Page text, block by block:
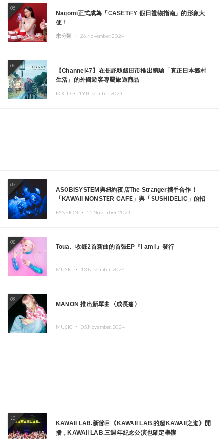
05
Nagomi正式成為「CASETiFY 假日禮物指南」的形象大
使！
未分類 ・ 26.November.2024
06
【Channel47】在長野縣飯田市推出體驗「真正日本鄉村
生活」的外國遊客專屬旅遊商品
FOOD ・ 19.November.2024
07
ASOBISYSTEM與紐約夜店The Stranger攜手合作！
「KAWAII MONSTER CAFE」與「SUSHIDELIC」的招
FASHION ・ 15.November.2024
08
Toua、收錄2首新曲的首張EP『I am I』發行
MUSIC ・ 13.November.2024
09
MANON 推出新單曲〈成長痛〉
MUSIC ・ 05.November.2024
10
KAWAII LAB.新節目《KAWAII LAB.的超KAWAII之道》開
播，KAWAII LAB.三週年紀念公演也確定舉辦